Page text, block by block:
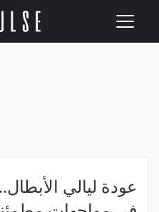
Toggle
عودة ليالي